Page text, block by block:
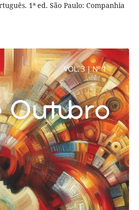
1ª ed. São Paulo: Companhia